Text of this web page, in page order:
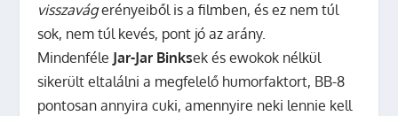
visszavágerényeiből is a filmben, és ez nem túl
sok, nem túl kevés, pont jó az arány.
Mindenféle Jar-Jar Binksek és ewokok nélkül
sikerült eltalálni a megfelelő humorfaktort, BB-8
pontosan annyira cuki, amennyire neki lennie kell